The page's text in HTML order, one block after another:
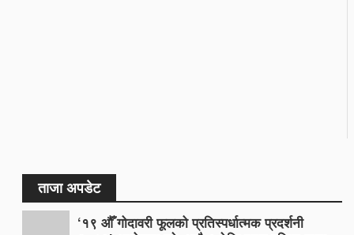
ताजा अपडेट
‘१९ औँ गोदावरी फूलको प्रतिस्पर्धात्मक प्रदर्शनी